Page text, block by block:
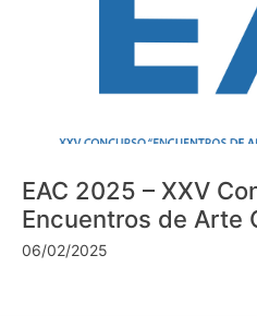
EAC 2025 – XXV
Encuentros de Arte
06/02/2025